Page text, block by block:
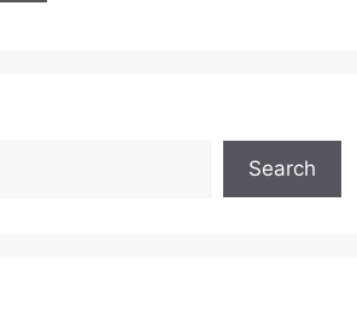
Search